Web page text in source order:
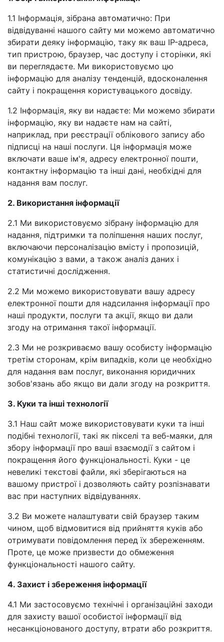
1.1 Інформація, зібрана автоматично: При
відвідуванні нашого сайту ми можемо автоматично
збирати деяку інформацію, таку як ваш IP-адреса,
тип пристрою, браузер, час доступу і сторінки, які
ви переглядаєте. Ми використовуємо цю
інформацію для аналізу тенденцій, вдосконалення
сайту і покращення користувацького досвіду.
1.2 Інформація, яку ви надаєте: Ми можемо збирати
інформацію, яку ви надаєте нам на сайті,
наприклад, при реєстрації облікового запису або
підписці на наші послуги. Ця інформація може
включати ваше ім'я, адресу електронної пошти,
контактну інформацію та інші дані, необхідні для
надання вам послуг.
2. Використання інформації
2.1 Ми використовуємо зібрану інформацію для
надання, підтримки та поліпшення наших послуг,
включаючи персоналізацію вмісту і пропозицій,
комунікацію з вами, а також аналіз даних і
статистичні дослідження.
2.2 Ми можемо використовувати вашу адресу
електронної пошти для надсилання інформації про
наші продукти, послуги та акції, якщо ви дали
згоду на отримання такої інформації.
2.3 Ми не розкриваємо вашу особисту інформацію
третім сторонам, крім випадків, коли це необхідно
для надання вам послуг, виконання юридичних
зобов'язань або якщо ви дали згоду на розкриття.
3. Куки та інші технології
3.1 Наш сайт може використовувати куки та інші
подібні технології, такі як пікселі та веб-маяки, для
збору інформації про ваші взаємодії з сайтом і
покращення його функціональності. Куки - це
невеликі текстові файли, які зберігаються на
вашому пристрої і дозволяють сайту розпізнавати
вас при наступних відвідуваннях.
3.2 Ви можете налаштувати свій браузер таким
чином, щоб відмовитися від прийняття куків або
отримувати повідомлення перед їх збереженням.
Проте, це може призвести до обмеження
функціональності нашого сайту.
4. Захист і збереження інформації
4.1 Ми застосовуємо технічні і організаційні заходи
для захисту вашої особистої інформації від
несанкціонованого доступу, втрати або розкриття.